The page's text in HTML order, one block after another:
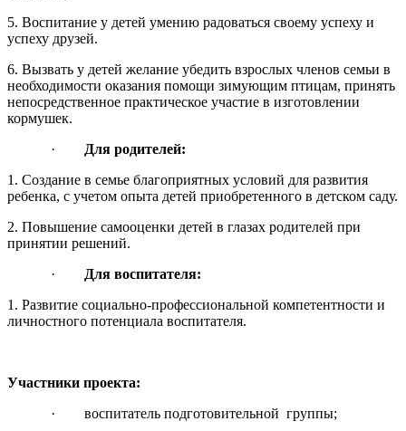
5. Воспитание у детей умению радоваться своему успеху и
успеху друзей.
6. Вызвать у детей желание убедить взрослых членов семьи в
необходимости оказания помощи зимующим птицам, принять
непосредственное практическое участие в изготовлении
кормушек.
·
Для родителей:
1. Создание в семье благоприятных условий для развития
ребенка, с учетом опыта детей приобретенного в детском саду.
2. Повышение самооценки детей в глазах родителей при
принятии решений.
·
Для воспитателя:
1. Развитие социально-профессиональной компетентности и
личностного потенциала воспитателя.
Участники проекта:
· воспитатель подготовительной группы;